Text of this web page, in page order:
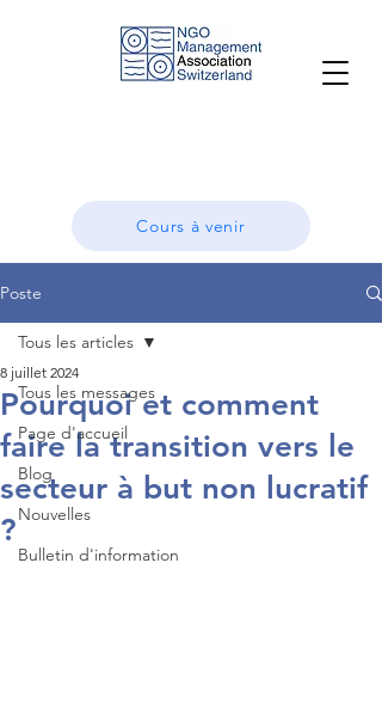
Cours à venir
Poste
Tous les messages
Page d'accueil
Blog
Nouvelles
Bulletin d'information
Tous les articles
Pourquoi et comment
faire la transition vers le
secteur à but non lucratif
?
8 juillet 2024